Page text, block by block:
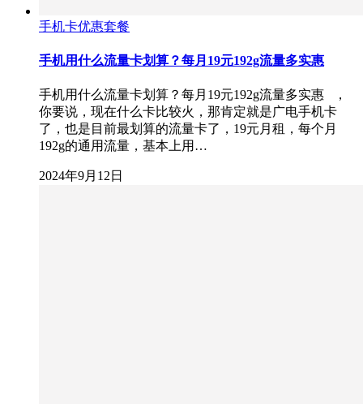
手机卡优惠套餐
手机用什么流量卡划算？每月19元192g流量多实惠
手机用什么流量卡划算？每月19元192g流量多实惠 ，
你要说，现在什么卡比较火，那肯定就是广电手机卡
了，也是目前最划算的流量卡了，19元月租，每个月
192g的通用流量，基本上用…
2024年9月12日